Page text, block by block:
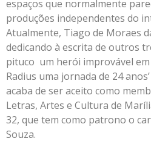
espaços que normalmente
produções independentes do
Atualmente, Tiago de Moraes
dedicando à escrita de outros
pituco um herói improvável em
Radius uma jornada de 24
acaba de ser aceito como
Letras, Artes e Cultura de
32, que tem como patrono o
Souza.